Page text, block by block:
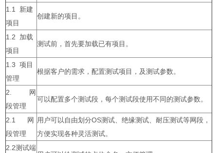
1.1 新建
项目
创建新的项目。
1.2 加载
项目
测试前，首先要加载已有项目。
1.3 项目
管理
根据客户的需求，配置测试项目，及测试参数。
2. 网
段管理
可以配置多个测试段，每个测试段使用不同的测试参数。
2.1 网
段管理
用户可以自由划分OS测试、绝缘测试、耐压测试等网段，
方便实现各种灵活测试。
2.2测试端